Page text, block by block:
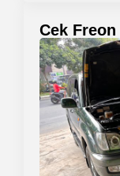
Cek Freon